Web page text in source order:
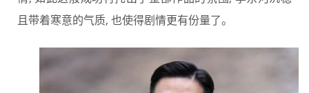
且带着寒意的气质, 也使得剧情更有份量了。